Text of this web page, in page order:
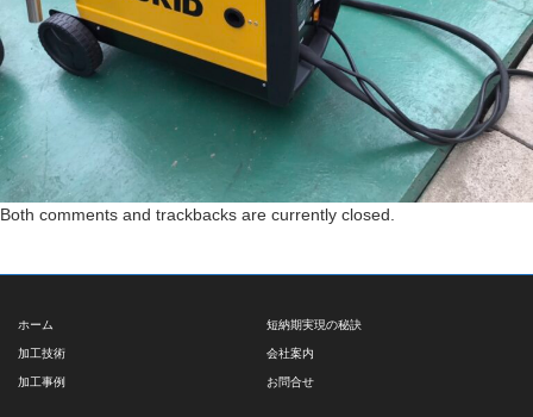
Both comments and trackbacks are currently closed.
ホーム
加工技術
加工事例
短納期実現の秘訣
会社案内
お問合せ